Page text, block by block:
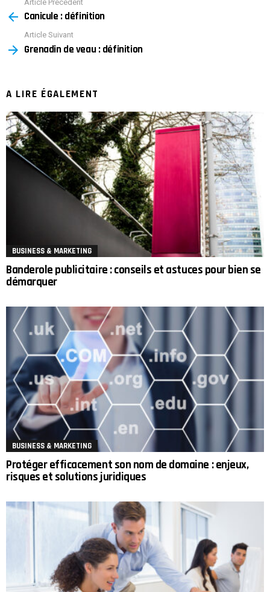
more
Article Précédent
Canicule : définition
Article Suivant
Grenadin de veau : définition
A LIRE ÉGALEMENT
BUSINESS & MARKETING
Banderole publicitaire : conseils et astuces pour bien se
démarquer
BUSINESS & MARKETING
Protéger efficacement son nom de domaine : enjeux,
risques et solutions juridiques